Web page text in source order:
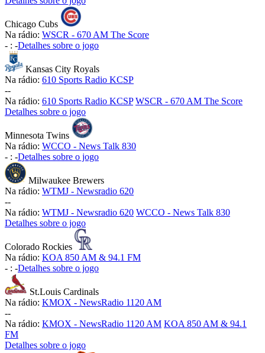
Chicago Cubs
Na rádio: WSCR - 670 AM The Score
- : -Detalhes sobre o jogo
Kansas City Royals
Na rádio: 610 Sports Radio KCSP
--
Na rádio: 610 Sports Radio KCSP WSCR - 670 AM The Score
Detalhes sobre o jogo
Minnesota Twins
Na rádio: WCCO - News Talk 830
- : -Detalhes sobre o jogo
Milwaukee Brewers
Na rádio: WTMJ - Newsradio 620
--
Na rádio: WTMJ - Newsradio 620 WCCO - News Talk 830
Detalhes sobre o jogo
Colorado Rockies
Na rádio: KOA 850 AM & 94.1 FM
- : -Detalhes sobre o jogo
St.Louis Cardinals
Na rádio: KMOX - NewsRadio 1120 AM
--
Na rádio: KMOX - NewsRadio 1120 AM KOA 850 AM & 94.1
FM
Detalhes sobre o jogo